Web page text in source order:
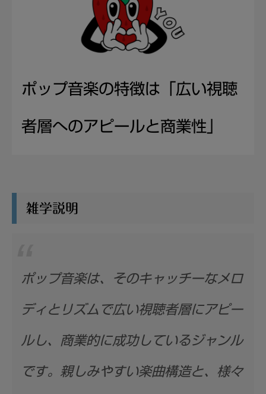
ポップ音楽の特徴は「広い視聴
者層へのアピールと商業性」
雑学説明
ポップ音楽は、そのキャッチーなメロ
ディとリズムで広い視聴者層にアピー
ルし、商業的に成功しているジャンル
です。親しみやすい楽曲構造と、様々